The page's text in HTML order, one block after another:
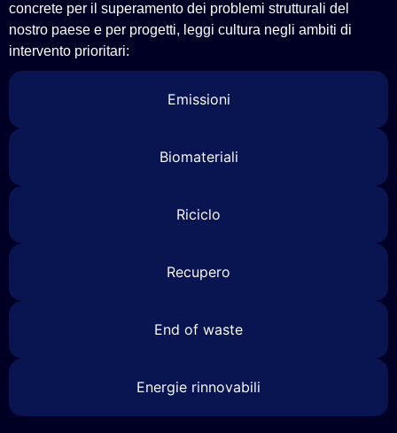
concrete per il superamento dei problemi strutturali del
nostro paese e per progetti, leggi cultura negli ambiti di
intervento prioritari:
Emissioni
Biomateriali
Riciclo
Recupero
End of waste
Energie rinnovabili